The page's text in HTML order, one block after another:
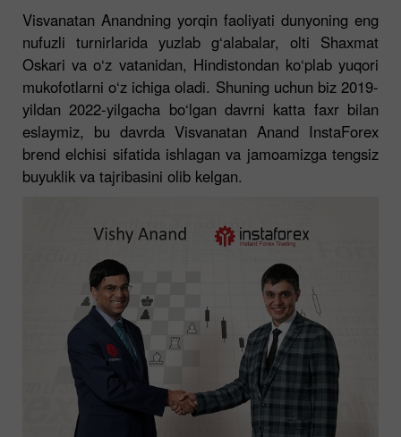
Visvanatan Anandning yorqin faoliyati dunyoning eng
nufuzli turnirlarida yuzlab g‘alabalar, olti Shaxmat
Oskari va o‘z vatanidan, Hindistondan ko‘plab yuqori
mukofotlarni o‘z ichiga oladi. Shuning uchun biz 2019-
yildan 2022-yilgacha bo‘lgan davrni katta faxr bilan
eslaymiz, bu davrda Visvanatan Anand InstaForex
brend elchisi sifatida ishlagan va jamoamizga tengsiz
buyuklik va tajribasini olib kelgan.